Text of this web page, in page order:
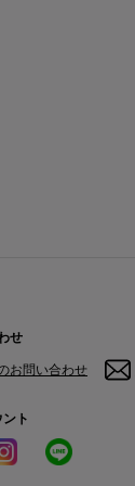
せ
お問い合わせ
ト